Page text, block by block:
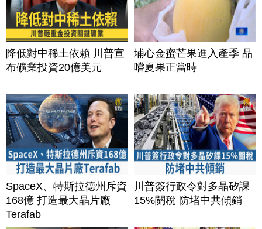
降低對中稀土依賴 川普宣
布礦業投資20億美元
埔心金蜜芒果進入產季 品
嚐夏果正當時
SpaceX、特斯拉德州斥資
168億 打造最大晶片廠
Terafab
川普簽行政令對多晶矽課
15%關稅 防堵中共傾銷